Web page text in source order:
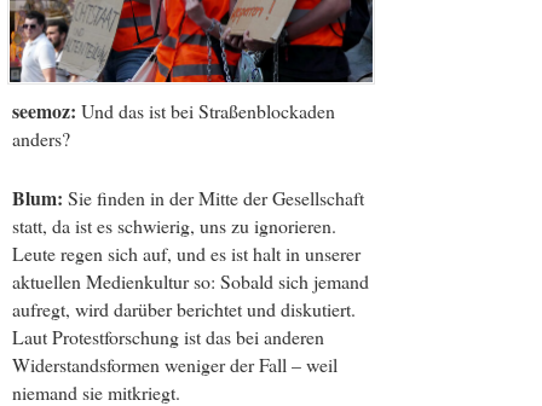
seemoz: Und das ist bei Straßenblockaden
anders?
Blum: Sie finden in der Mitte der Gesellschaft
statt, da ist es schwierig, uns zu ignorieren.
Leute regen sich auf, und es ist halt in unserer
aktuellen Medienkultur so: Sobald sich jemand
aufregt, wird darüber berichtet und diskutiert.
Laut Protestforschung ist das bei anderen
Widerstandsformen weniger der Fall – weil
niemand sie mitkriegt.